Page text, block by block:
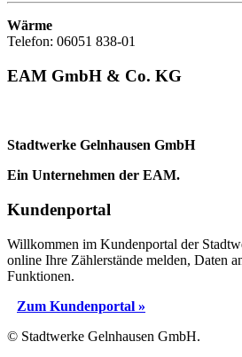
Wärme
Telefon: 06051 838-01
EAM GmbH & Co. KG
Stadtwerke Gelnhausen GmbH
Ein Unternehmen der EAM.
Kundenportal
Willkommen im Kundenportal der
online Ihre Zählerstände melden, Daten
Funktionen.
Zum Kundenportal »
© Stadtwerke Gelnhausen GmbH.